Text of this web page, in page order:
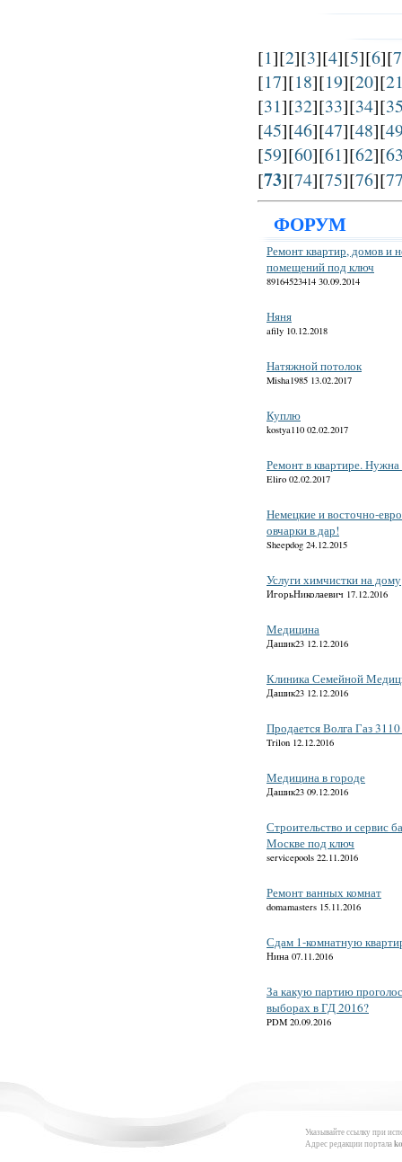
[1][2][3][4][5][6][7
[17][18][19][20][
[31][32][33][34][
[45][46][47][48][
[59][60][61][62][
[73][74][75][76][
ФОРУМ
Ремонт квартир, домов и
помещений под ключ
89164523414 30.09.2014
Няня
afily 10.12.2018
Натяжной потолок
Misha1985 13.02.2017
Куплю
kostya110 02.02.2017
Ремонт в квартире. Нужна
Eliro 02.02.2017
Немецкие и восточно-
овчарки в дар!
Sheepdog 24.12.2015
Услуги химчистки на дому
ИгорьНиколаевич 17.12.2016
Медицина
Дашик23 12.12.2016
Клиника Семейной
Дашик23 12.12.2016
Продается Волга Газ
Trilon 12.12.2016
Медицина в городе
Дашик23 09.12.2016
Строительство и сервис
Москве под ключ
servicepools 22.11.2016
Ремонт ванных комнат
domamasters 15.11.2016
Сдам 1-комнатную
Нина 07.11.2016
За какую партию
выборах в ГД 2016?
PDM 20.09.2016
Указывайте ссылку при
Адрес редакции портала